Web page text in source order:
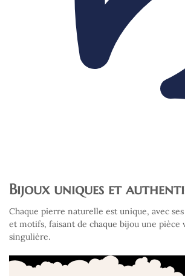
Bijoux uniques et
Chaque pierre naturelle est unique, avec
et motifs, faisant de chaque bijou une pièce
singulière.